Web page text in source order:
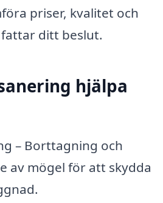
priser, kvalitet och
ditt beslut.
hjälpa
– Borttagning och
av mögel för att skydda